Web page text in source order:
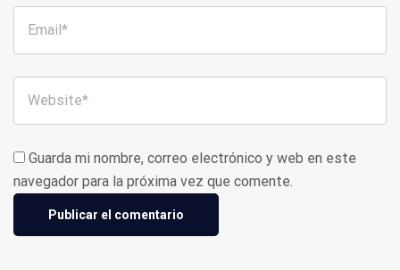
Guarda mi nombre, correo electrónico y web en este
navegador para la próxima vez que comente.